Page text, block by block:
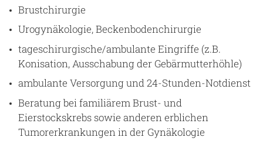
Brustchirurgie
Urogynäkologie, Beckenbodenchirurgie
tageschirurgische/ambulante Eingriffe (z.B.
Konisation, Ausschabung der Gebärmutterhöhle)
ambulante Versorgung und 24-Stunden-Notdienst
Beratung bei familiärem Brust- und
Eierstockskrebs sowie anderen erblichen
Tumorerkrankungen in der Gynäkologie